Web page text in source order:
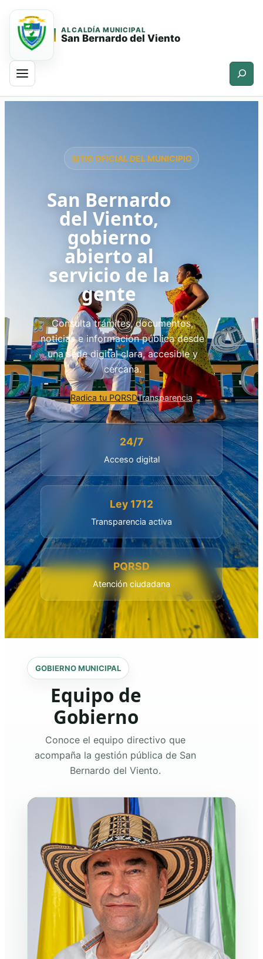
ALCALDÍA MUNICIPAL
San Bernardo del Viento
Buscar
SITIO OFICIAL DEL MUNICIPIO
San Bernardo
del Viento,
gobierno
abierto al
servicio de la
gente
Consulta trámites, documentos,
noticias e información pública desde
una sede digital clara, accesible y
cercana.
Radica tu PQRSDTransparencia
24/7
Acceso digital
Ley 1712
Transparencia activa
PQRSD
Atención ciudadana
GOBIERNO MUNICIPAL
Equipo de
Gobierno
Conoce el equipo directivo que
acompaña la gestión pública de San
Bernardo del Viento.